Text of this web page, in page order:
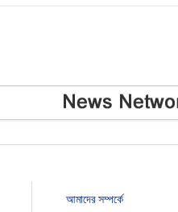
আমাদের সম্পর্কে